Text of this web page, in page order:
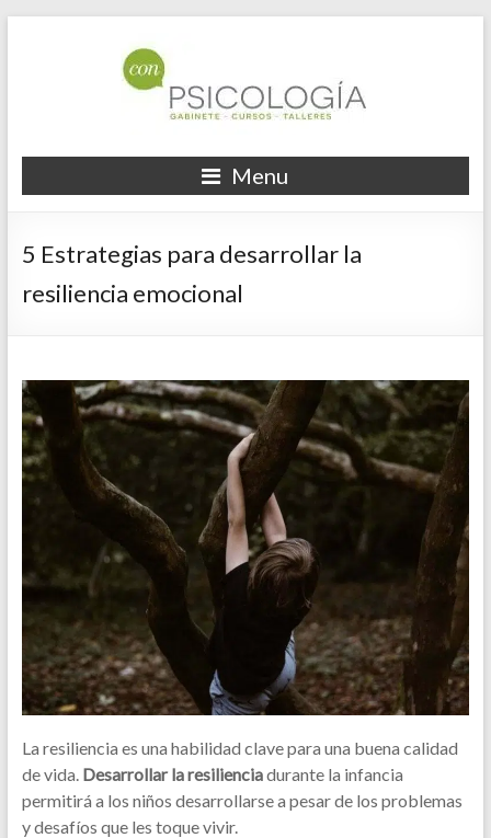
Psicólogos
en
Ourense
Con
Tu
en
Ourense.
Menu
5 Estrategias para desarrollar la
resiliencia emocional
La resiliencia es una habilidad clave para una buena calidad
de vida. Desarrollar la resilienciadurante la infancia
permitirá a los niños desarrollarse a pesar de los problemas
y desafíos que les toque vivir.